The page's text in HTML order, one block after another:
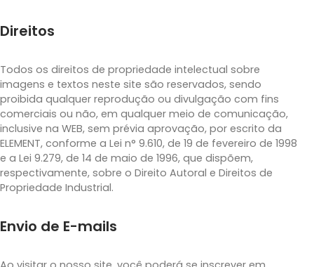
Direitos
Todos os direitos de propriedade intelectual sobre
imagens e textos neste site são reservados, sendo
proibida qualquer reprodução ou divulgação com fins
comerciais ou não, em qualquer meio de comunicação,
inclusive na WEB, sem prévia aprovação, por escrito da
ELEMENT, conforme a Lei n° 9.610, de 19 de fevereiro de 1998
e a Lei 9.279, de 14 de maio de 1996, que dispõem,
respectivamente, sobre o Direito Autoral e Direitos de
Propriedade Industrial.
Envio de E-mails